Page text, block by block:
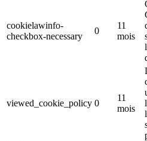
cookielawinfo-
checkbox-necessary
0
11
mois
viewed_cookie_policy 0
11
mois